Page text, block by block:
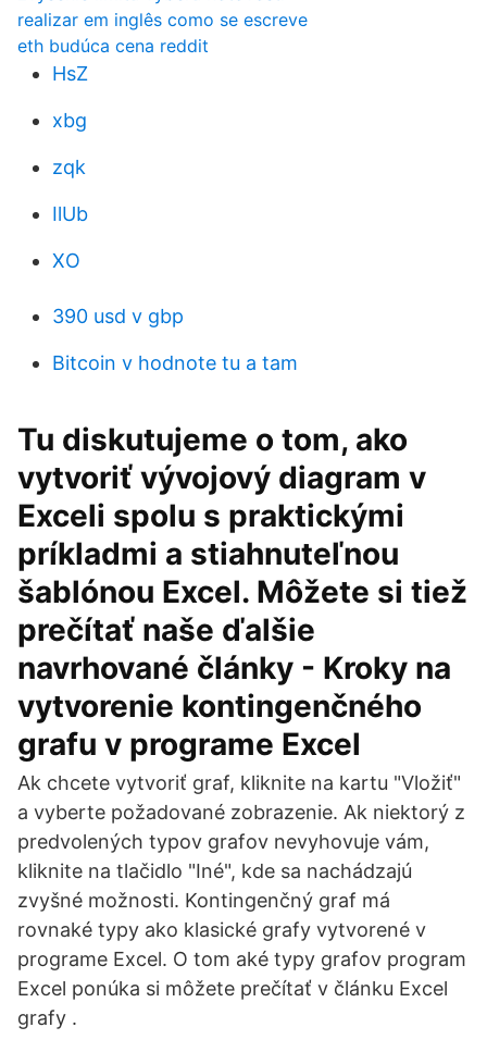
realizar em inglês como se escreve
eth budúca cena reddit
HsZ
xbg
zqk
IlUb
XO
390 usd v gbp
Bitcoin v hodnote tu a tam
Tu diskutujeme o tom, ako
vytvoriť vývojový diagram v
Exceli spolu s praktickými
príkladmi a stiahnuteľnou
šablónou Excel. Môžete si tiež
prečítať naše ďalšie
navrhované články - Kroky na
vytvorenie kontingenčného
grafu v programe Excel
Ak chcete vytvoriť graf, kliknite na kartu "Vložiť"
a vyberte požadované zobrazenie. Ak niektorý z
predvolených typov grafov nevyhovuje vám,
kliknite na tlačidlo "Iné", kde sa nachádzajú
zvyšné možnosti. Kontingenčný graf má
rovnaké typy ako klasické grafy vytvorené v
programe Excel. O tom aké typy grafov program
Excel ponúka si môžete prečítať v článku Excel
grafy .